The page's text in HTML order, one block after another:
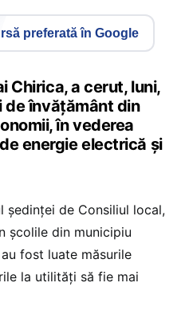
preferată în Google
Chirica, a cerut, luni,
învățământ din
în vederea
energie electrică și
ședinței de Consiliul local,
școlile din municipiu
fost luate măsurile
la utilități să fie mai